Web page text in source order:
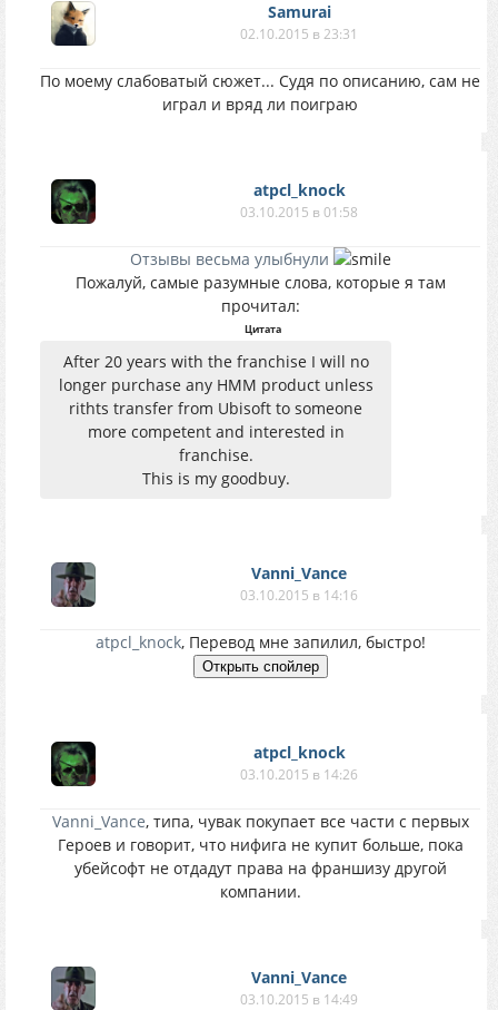
Samurai
02.10.2015 в 23:31
По моему слабоватый сюжет... Судя по описанию, сам не
играл и вряд ли поиграю
atpcl_knock
03.10.2015 в 01:58
Отзывы весьма улыбнули
Пожалуй, самые разумные слова, которые я там
прочитал:
Цитата
After 20 years with the franchise I will no
longer purchase any HMM product unless
rithts transfer from Ubisoft to someone
more competent and interested in
franchise.
This is my goodbuy.
Vanni_Vance
03.10.2015 в 14:16
atpcl_knock, Перевод мне запилил, быстро!
atpcl_knock
03.10.2015 в 14:26
Vanni_Vance, типа, чувак покупает все части с первых
Героев и говорит, что нифига не купит больше, пока
убейсофт не отдадут права на франшизу другой
компании.
Vanni_Vance
03.10.2015 в 14:49